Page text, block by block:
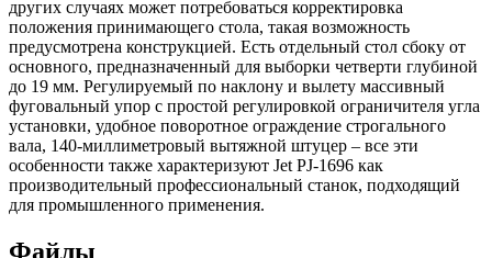
других случаях может потребоваться корректировка
положения принимающего стола, такая возможность
предусмотрена конструкцией. Есть отдельный стол сбоку от
основного, предназначенный для выборки четверти глубиной
до 19 мм. Регулируемый по наклону и вылету массивный
фуговальный упор с простой регулировкой ограничителя угла
установки, удобное поворотное ограждение строгального
вала, 140-миллиметровый вытяжной штуцер – все эти
особенности также характеризуют Jet PJ-1696 как
производительный профессиональный станок, подходящий
для промышленного применения.
Файлы